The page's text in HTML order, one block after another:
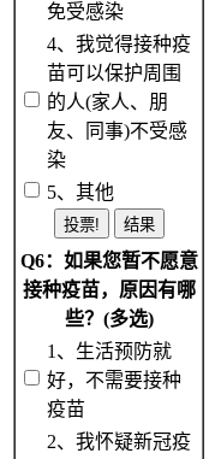
免受感染
4、我觉得接种疫
苗可以保护周围
的人(家人、朋
友、同事)不受感
染
5、其他
Q6：如果您暂不愿意
接种疫苗，原因有哪
些？(多选)
1、生活预防就
好，不需要接种
疫苗
2、我怀疑新冠疫